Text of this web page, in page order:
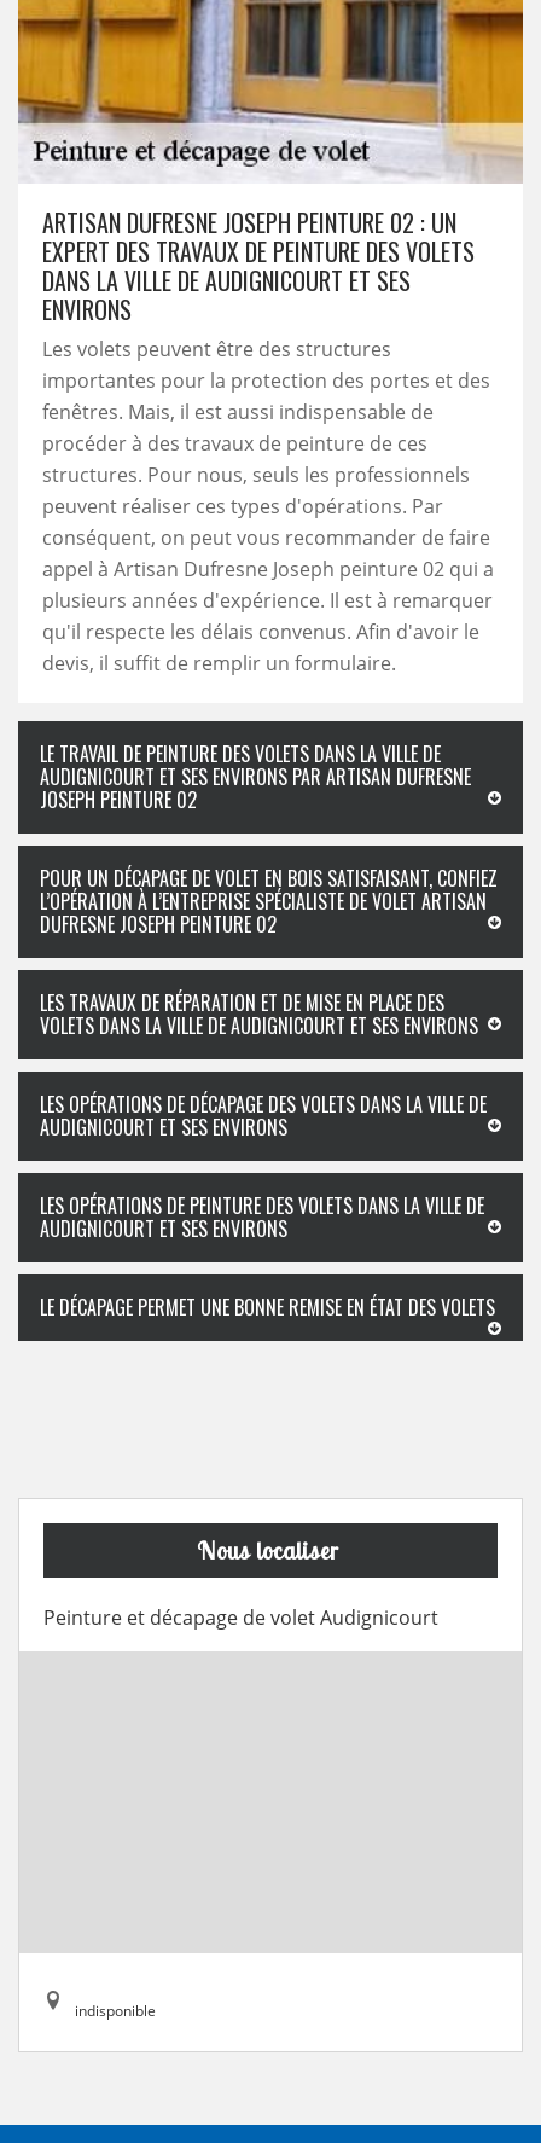
ARTISAN DUFRESNE JOSEPH PEINTURE 02 : UN
EXPERT DES TRAVAUX DE PEINTURE DES VOLETS
DANS LA VILLE DE AUDIGNICOURT ET SES
ENVIRONS
Les volets peuvent être des structures
importantes pour la protection des portes et des
fenêtres. Mais, il est aussi indispensable de
procéder à des travaux de peinture de ces
structures. Pour nous, seuls les professionnels
peuvent réaliser ces types d'opérations. Par
conséquent, on peut vous recommander de faire
appel à Artisan Dufresne Joseph peinture 02 qui a
plusieurs années d'expérience. Il est à remarquer
qu'il respecte les délais convenus. Afin d'avoir le
devis, il suffit de remplir un formulaire.
LE TRAVAIL DE PEINTURE DES VOLETS DANS LA VILLE DE
AUDIGNICOURT ET SES ENVIRONS PAR ARTISAN DUFRESNE
JOSEPH PEINTURE 02
POUR UN DÉCAPAGE DE VOLET EN BOIS SATISFAISANT, CONFIEZ
L’OPÉRATION À L’ENTREPRISE SPÉCIALISTE DE VOLET ARTISAN
DUFRESNE JOSEPH PEINTURE 02
LES TRAVAUX DE RÉPARATION ET DE MISE EN PLACE DES
VOLETS DANS LA VILLE DE AUDIGNICOURT ET SES ENVIRONS
LES OPÉRATIONS DE DÉCAPAGE DES VOLETS DANS LA VILLE DE
AUDIGNICOURT ET SES ENVIRONS
LES OPÉRATIONS DE PEINTURE DES VOLETS DANS LA VILLE DE
AUDIGNICOURT ET SES ENVIRONS
LE DÉCAPAGE PERMET UNE BONNE REMISE EN ÉTAT DES VOLETS
Nous localiser
Peinture et décapage de volet Audignicourt
indisponible